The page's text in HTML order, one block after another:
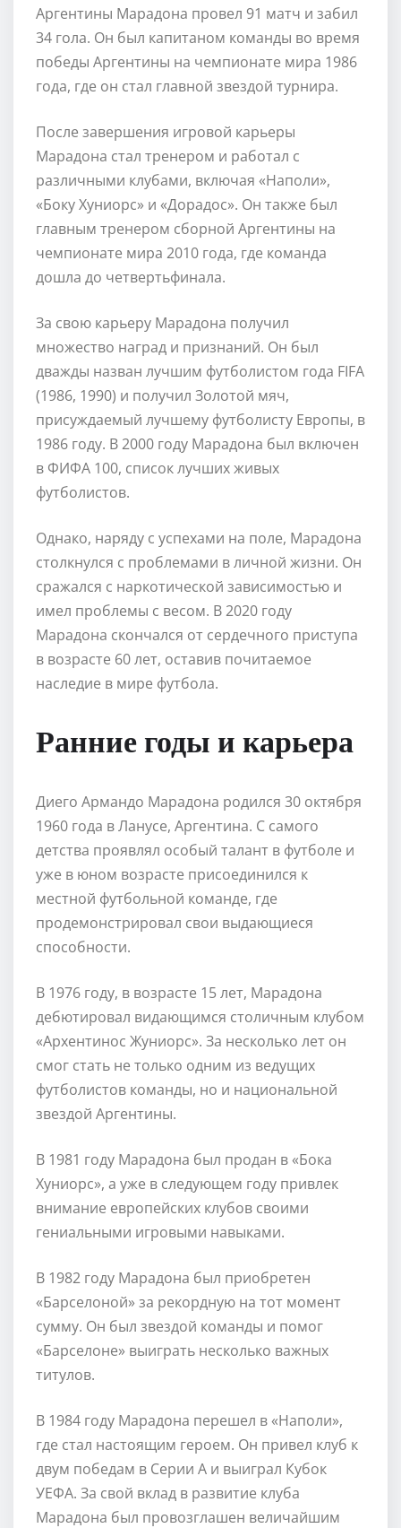
Аргентины Марадона провел 91 матч и забил
34 гола. Он был капитаном команды во время
победы Аргентины на чемпионате мира 1986
года, где он стал главной звездой турнира.
После завершения игровой карьеры
Марадона стал тренером и работал с
различными клубами, включая «Наполи»,
«Боку Хуниорс» и «Дорадос». Он также был
главным тренером сборной Аргентины на
чемпионате мира 2010 года, где команда
дошла до четвертьфинала.
За свою карьеру Марадона получил
множество наград и признаний. Он был
дважды назван лучшим футболистом года FIFA
(1986, 1990) и получил Золотой мяч,
присуждаемый лучшему футболисту Европы, в
1986 году. В 2000 году Марадона был включен
в ФИФА 100, список лучших живых
футболистов.
Однако, наряду с успехами на поле, Марадона
столкнулся с проблемами в личной жизни. Он
сражался с наркотической зависимостью и
имел проблемы с весом. В 2020 году
Марадона скончался от сердечного приступа
в возрасте 60 лет, оставив почитаемое
наследие в мире футбола.
Ранние годы и карьера
Диего Армандо Марадона родился 30 октября
1960 года в Ланусе, Аргентина. С самого
детства проявлял особый талант в футболе и
уже в юном возрасте присоединился к
местной футбольной команде, где
продемонстрировал свои выдающиеся
способности.
В 1976 году, в возрасте 15 лет, Марадона
дебютировал видающимся столичным клубом
«Архентинос Жуниорс». За несколько лет он
смог стать не только одним из ведущих
футболистов команды, но и национальной
звездой Аргентины.
В 1981 году Марадона был продан в «Бока
Хуниорс», а уже в следующем году привлек
внимание европейских клубов своими
гениальными игровыми навыками.
В 1982 году Марадона был приобретен
«Барселоной» за рекордную на тот момент
сумму. Он был звездой команды и помог
«Барселоне» выиграть несколько важных
титулов.
В 1984 году Марадона перешел в «Наполи»,
где стал настоящим героем. Он привел клуб к
двум победам в Серии А и выиграл Кубок
УЕФА. За свой вклад в развитие клуба
Марадона был провозглашен величайшим